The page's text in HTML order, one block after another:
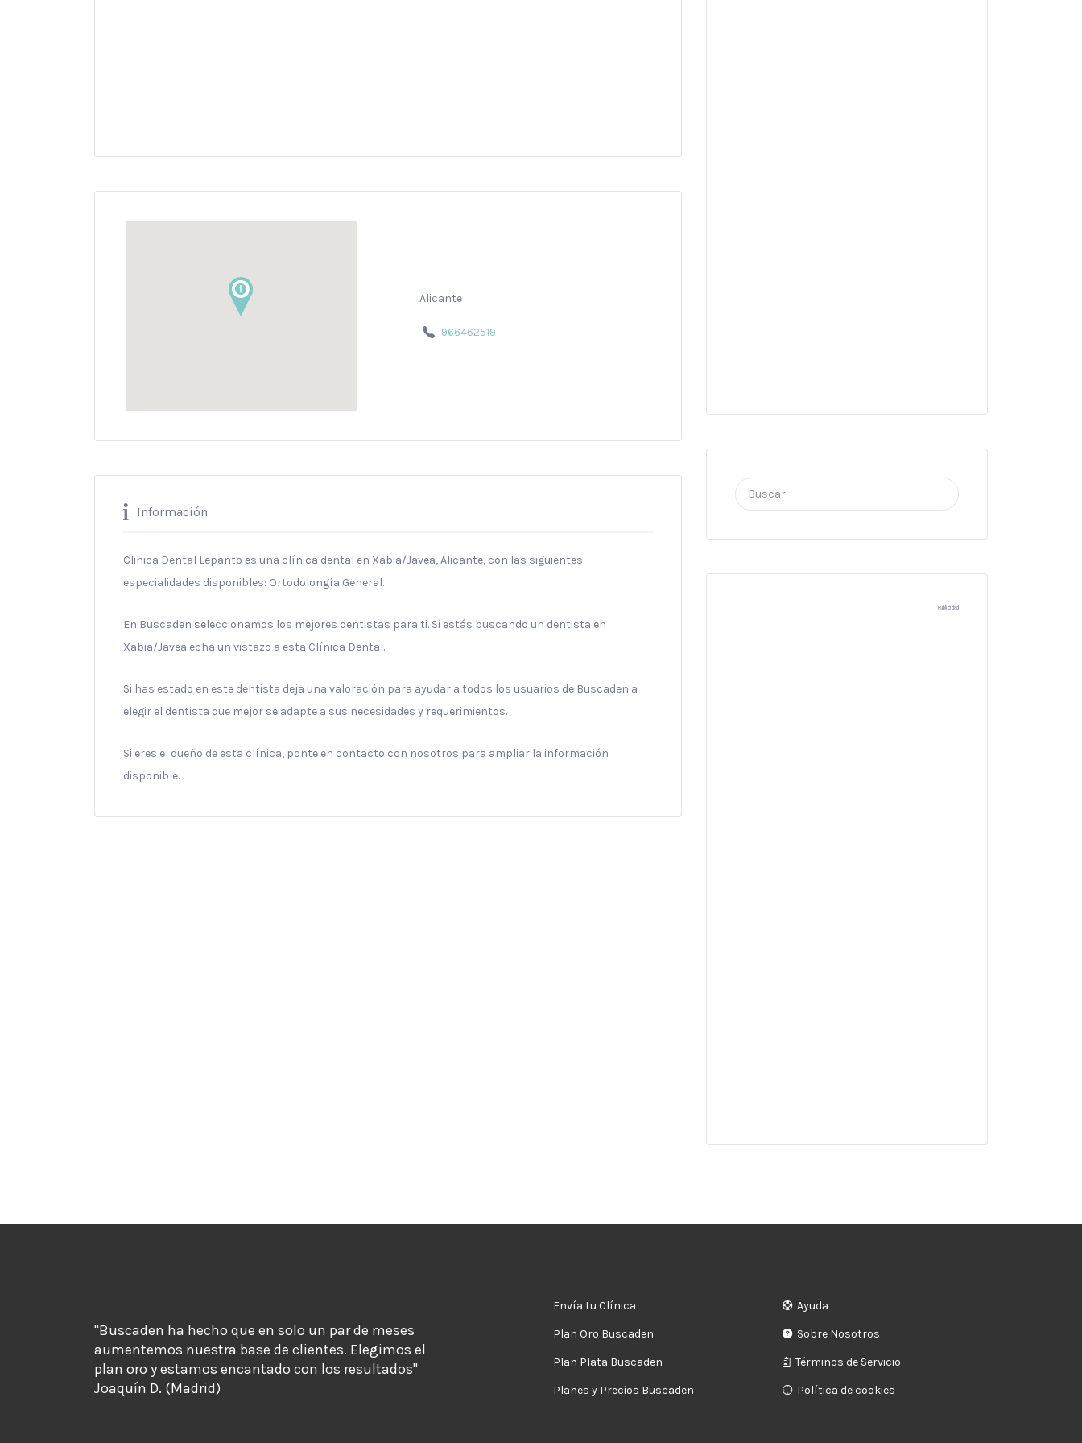
Alicante
966462519
Información
Clinica Dental Lepanto es una clínica dental en Xabia/Javea, Alicante, con las siguientes
especialidades disponibles: Ortodolongía General.
En Buscaden seleccionamos los mejores dentistas para ti. Si estás buscando un dentista en
Xabia/Javea echa un vistazo a esta Clínica Dental.
Si has estado en este dentista deja una valoración para ayudar a todos los usuarios de Buscaden a
elegir el dentista que mejor se adapte a sus necesidades y requerimientos.
Si eres el dueño de esta clínica, ponte en contacto con nosotros para ampliar la información
disponible.
Buscar
por:
Publicidad
"Buscaden ha hecho que en solo un par de meses
aumentemos nuestra base de clientes. Elegimos el
plan oro y estamos encantado con los resultados"
Joaquín D. (Madrid)
Envía tu Clínica
Plan Oro Buscaden
Plan Plata Buscaden
Planes y Precios Buscaden
Ayuda
Sobre Nosotros
Términos de Servicio
Política de cookies